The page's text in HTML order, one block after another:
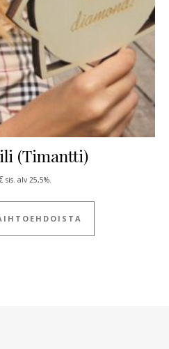
(Timantti)
sis. alv 25,5%.
Tällä tuotteella